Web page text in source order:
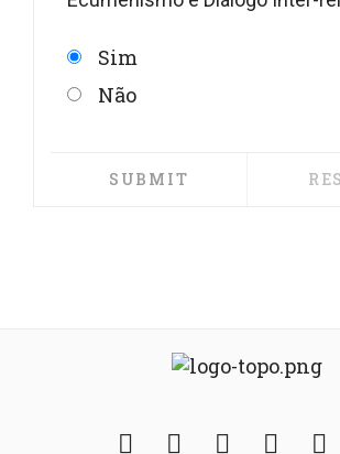
Sim
Não
FacebookTwitter Instagram
YouTube